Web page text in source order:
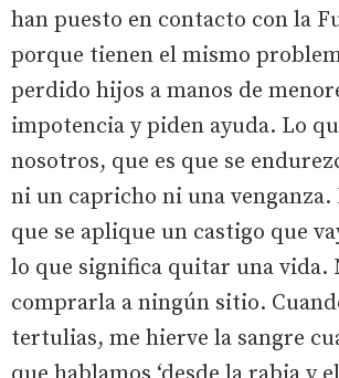
han puesto en contacto con la
porque tienen el mismo
perdido hijos a manos de
impotencia y piden ayuda. Lo
nosotros, que es que se
ni un capricho ni una venganza.
que se aplique un castigo que
lo que significa quitar una vida.
comprarla a ningún sitio.
tertulias, me hierve la sangre